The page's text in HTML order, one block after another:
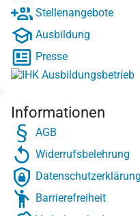
Stellenangebote
Ausbildung
Presse
Informationen
AGB
Widerrufsbelehrung
Datenschutzerklärung
Barrierefreiheit